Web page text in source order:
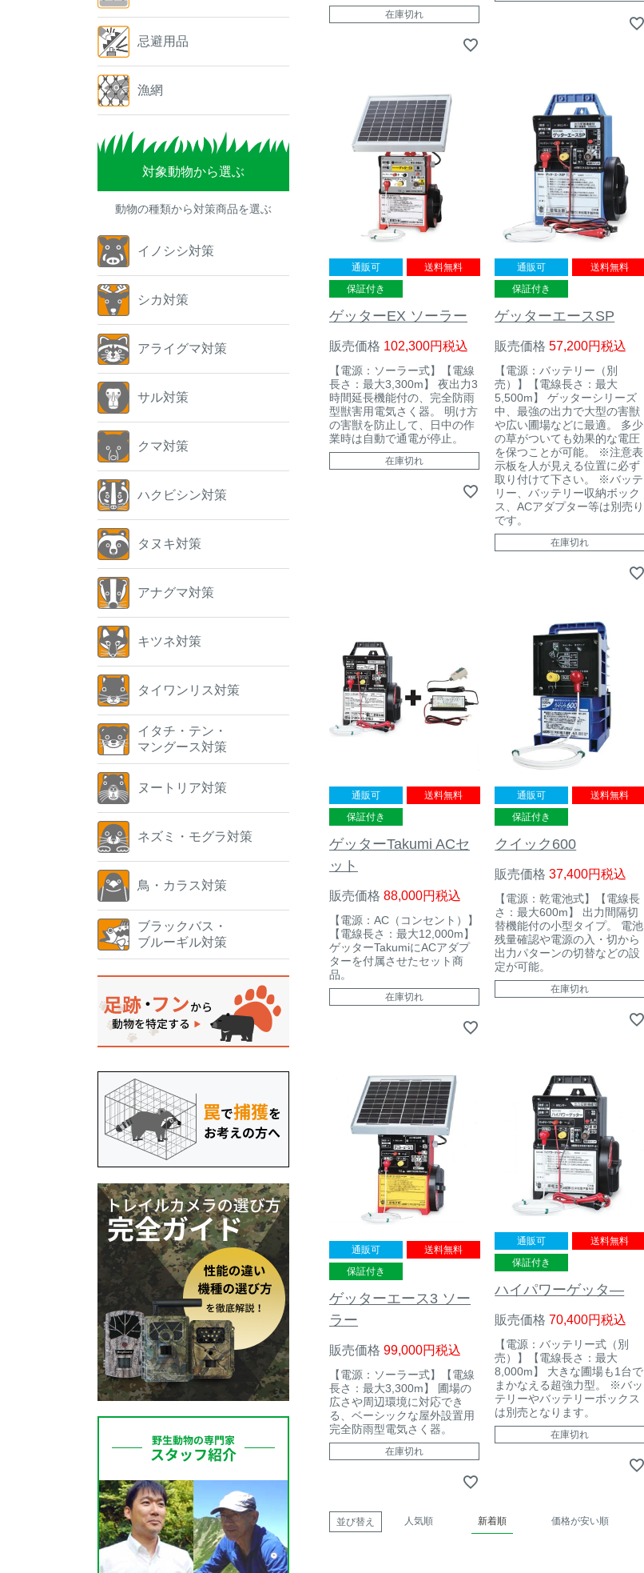
忌避用品
漁網
対象動物から選ぶ
動物の種類から対策商品を選ぶ
イノシシ対策
シカ対策
アライグマ対策
サル対策
クマ対策
ハクビシン対策
タヌキ対策
アナグマ対策
キツネ対策
タイワンリス対策
イタチ・テン・
マングース対策
ヌートリア対策
ネズミ・モグラ対策
鳥・カラス対策
ブラックバス・
ブルーギル対策
在庫切れ
通販可
送料無料
保証付き
ゲッターEX ソーラー
販売価格 102,300 税込
【電源：ソーラー式】【電線
長さ：最大3,300m】 夜出力3
時間延長機能付の、完全防雨
型獣害用電気さく器。 明け方
の害獣を防止して、日中の作
業時は自動で通電が停止。
在庫切れ
通販可
送料無料
保証付き
ゲッターエースSP
販売価格 57,200 税込
【電源：バッテリー（別
売）】【電線長さ：最大
5,500m】 ゲッターシリーズ
中、最強の出力で大型の害獣
や広い圃場などに最適。 多少
の草がついても効果的な電圧
を保つことが可能。 ※注意表
示板を人が見える位置に必ず
取り付けて下さい。 ※バッテ
リー、バッテリー収納ボック
ス、ACアダプター等は別売り
です。
在庫切れ
通販可
送料無料
保証付き
ゲッターTakumi ACセ
ット
販売価格 88,000 税込
【電源：AC（コンセント）】
【電線長さ：最大12,000m】
ゲッターTakumiにACアダプ
ターを付属させたセット商
品。
在庫切れ
通販可
送料無料
保証付き
クイック600
販売価格 37,400 税込
【電源：乾電池式】【電線長
さ：最大600m】 出力間隔切
替機能付の小型タイプ。 電池
残量確認や電源の入・切から
出力パターンの切替などの設
定が可能。
在庫切れ
通販可
送料無料
保証付き
ゲッターエース3 ソー
ラー
販売価格 99,000 税込
【電源：ソーラー式】【電線
長さ：最大3,300m】 圃場の
広さや周辺環境に対応でき
る、ベーシックな屋外設置用
完全防雨型電気さく器。
在庫切れ
通販可
送料無料
保証付き
ハイパワーゲッタ―
販売価格 70,400 税込
【電源：バッテリー式（別
売）】【電線長さ：最大
8,000m】 大きな圃場も1台で
まかなえる超強力型。 ※バッ
テリーやバッテリーボックス
は別売となります。
在庫切れ
並び替え 人気順 新着順 価格が安い順